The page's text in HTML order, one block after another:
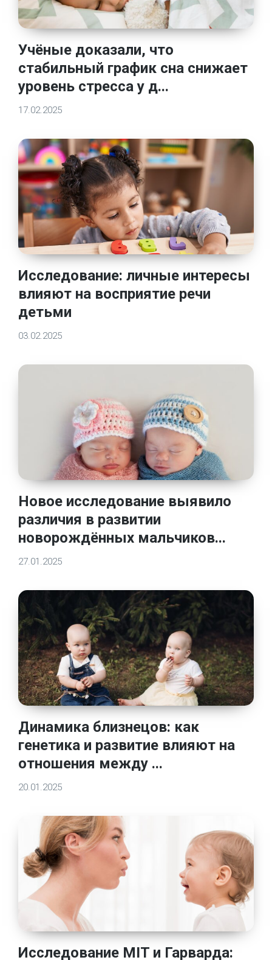
Учёные доказали, что
стабильный график сна снижает
уровень стресса у д...
17.02.2025
Исследование: личные интересы
влияют на восприятие речи
детьми
03.02.2025
Новое исследование выявило
различия в развитии
новорождённых мальчиков...
27.01.2025
Динамика близнецов: как
генетика и развитие влияют на
отношения между ...
20.01.2025
Исследование MIT и Гарварда: